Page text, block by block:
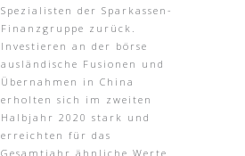
Spezialisten der Sparkassen-
Finanzgruppe zurück.
Investieren an der börse
ausländische Fusionen und
Übernahmen in China
erholten sich im zweiten
Halbjahr 2020 stark und
erreichten für das
Gesamtjahr ähnliche Werte